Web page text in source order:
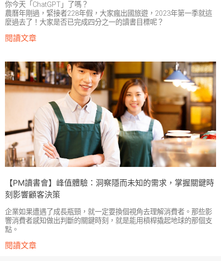
你今天「ChatGPT」了嗎？
農曆年剛過，緊接者228年假，大家瘋出國旅遊，2023年第一季就這
麼過去了！大家是否已完成四分之一的讀書目標呢？
閱讀文章
【PM讀書會】峰值體驗：洞察隱而未知的需求，掌握關鍵時
刻影響顧客決策
企業如果遭遇了成長瓶頸，就一定要換個視角去理解消費者。那些影
響消費者感知做出判斷的關鍵時刻，就是能用槓桿撬起地球的那個支
點。
閱讀文章